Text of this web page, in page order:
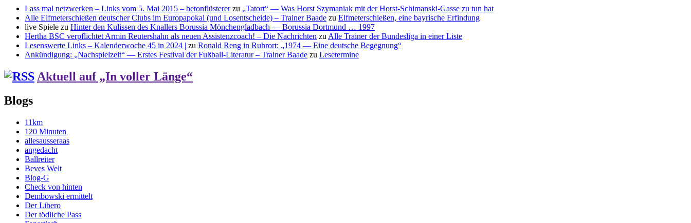
Lass mal netzwerken – Links vom 5. Mai 2015 – betonflüstererzu „Tatort“ — Was Horst Szymaniak mit der Horst-Schimanski-Gasse zu tun hat
Alle Elfmeterschießen deutscher Clubs im Europapokal (und Losentscheide) – Trainer Baade zu Elfmeterschießen, eine bayrische Erfindung
live Spiele zu Hinter den Kulissen des Knallers Borussia Mönchengladbach — Borussia Dortmund … 1997
Hertha BSC verpflichtet Armin Reutershahn als neuen Assistenzcoach! – Die Nachrichten zu Alle Trainer der Bundesliga in einer Liste
Lesenswerte Links – Kalenderwoche 45 in 2024 | zu Ronald Reng in Ruhrort: „1974 — Eine deutsche Begegnung“
Ankündigung: „Nachspielzeit“ — Erstes Festival der Fußball-Literatur – Trainer Baade zu Lesetermine
Aktuell auf „In voller Länge“
Blogs
11km
120 Minuten
allesausseraas
angedacht
Ballreiter
Beves Welt
Blog-G
Check von hinten
Dembowski ermittelt
Der Libero
Der tödliche Pass